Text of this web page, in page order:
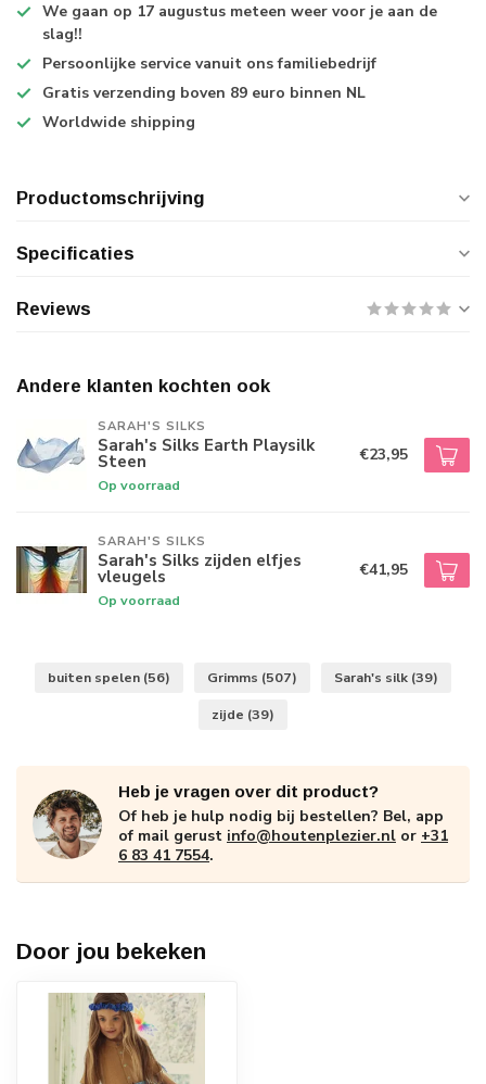
We gaan op 17 augustus meteen weer voor je aan de
slag!!
Persoonlijke service vanuit ons familiebedrijf
Gratis verzending boven 89 euro binnen NL
Worldwide shipping
Productomschrijving
Specificaties
Reviews
Andere klanten kochten ook
SARAH'S SILKS
Sarah's Silks Earth Playsilk
Steen
Op voorraad
€23,95
SARAH'S SILKS
Sarah's Silks zijden elfjes
vleugels
Op voorraad
€41,95
buiten spelen (56) Grimms (507) Sarah's silk (39)
zijde (39)
Heb je vragen over dit product?
Of heb je hulp nodig bij bestellen? Bel, app
of mail gerust info@houtenplezier.nl or +31
6 83 41 7554.
Door jou bekeken